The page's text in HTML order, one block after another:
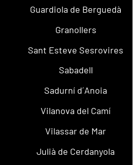
Guardiola de Berguedà
Granollers
Sant Esteve Sesrovires
Sabadell
Sadurní d´Anoia
Vilanova del Camí
Vilassar de Mar
Julià de Cerdanyola